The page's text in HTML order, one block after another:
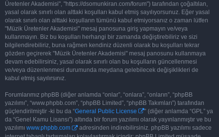
Üretenler Akademisi", "https://dsomunkiran.com/forum") tarafından çoğaltılan,
yasal olarak sınırlı olan alttaki koşulları kabul etmiş sayılıyorsunuz. Eğer yasal
olarak sınırlı olan alttaki koşulların tümünü kabul etmiyorsanız o zaman lütfen
"Müzik Üretenler Akademisi" mesaj panosuna giriş yapmayın ve/veya
kullanmayın. Biz bu koşulları herhangi bir zamanda değiştirebiliriz ve sizi
bilgilendirebiliriz, buna rağmen kendiniz düzenli olarak bu koşulları tekrar
gözden geçirerek "Müzik Üretenler Akademisi" mesaj panosunu kullanmaya
devam edebilirsiniz, yasal olarak sınırlı olan bu koşulların güncellenmesi
ve/veya düzenlenmesi durumunda meydana gelebilecek değişiklikleri de
kabul etmiş sayılırsınız.
Forumlarımız phpBB (diğer anlamda “onlar”, “onlara”, “onların”, “phpBB
yazılımı”, “www.phpbb.com”, “phpBB Limited”, “phpBB Takımları”) tarafından
güçlendirilmiştir -ki bu da “General Public License
” (diğer anlamda “GPL” ya
da “Genel Kamu Lisansı”) altında bir forum yazılımı olarak yayınlanmıştır ve bu
yazılımı www.phpbb.com
adresinden indirebilirsiniz. phpBB yazılımı sadece